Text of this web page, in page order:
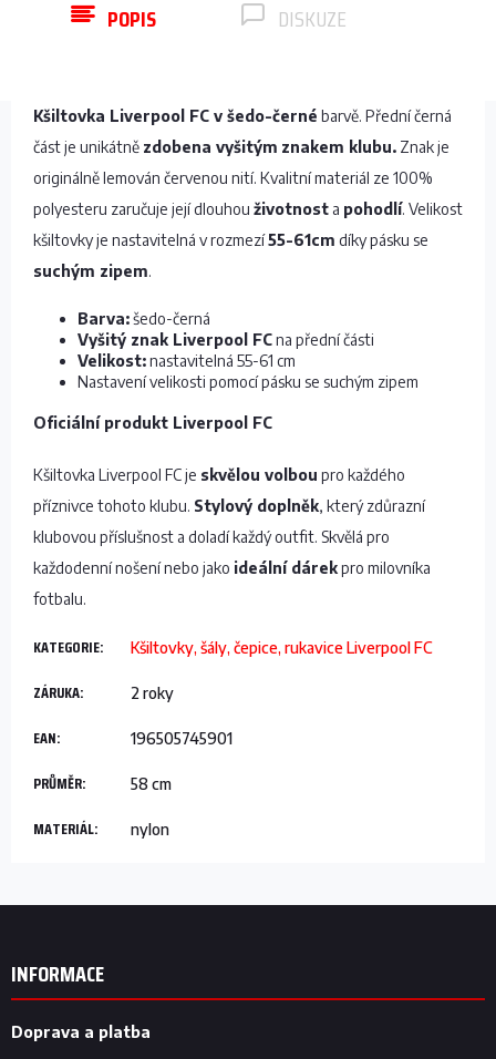
POPIS DISKUZE
Kšiltovka Liverpool FC v šedo-černé barvě. Přední černá
část je unikátně zdobena vyšitým znakem klubu. Znak je
originálně lemován červenou nití. Kvalitní materiál ze 100%
polyesteru zaručuje její dlouhou životnost a pohodlí. Velikost
kšiltovky je nastavitelná v rozmezí55-61cm díky pásku se
suchým zipem.
Barva:šedo-černá
Vyšitý znak Liverpool FCna přední části
Velikost:nastavitelná 55-61 cm
Nastavení velikosti pomocí pásku se suchým zipem
Oficiální produkt Liverpool FC
Kšiltovka Liverpool FC je skvělou volbou pro každého
příznivce tohoto klubu. Stylový doplněk, který zdůrazní
klubovou příslušnost a doladí každý outfit. Skvělá pro
každodenní nošení nebo jako ideální dárekpro milovníka
fotbalu.
KATEGORIE: Kšiltovky, šály, čepice, rukavice Liverpool FC
ZÁRUKA: 2 roky
EAN: 196505745901
PRŮMĚR: 58 cm
MATERIÁL: nylon
Z
INFORMACE
Doprava a platba